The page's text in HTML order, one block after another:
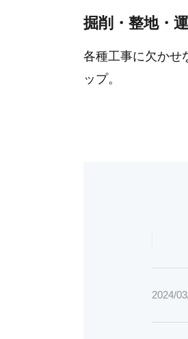
掘削・整地・
各種工事に欠かせ
ップ。
2024/